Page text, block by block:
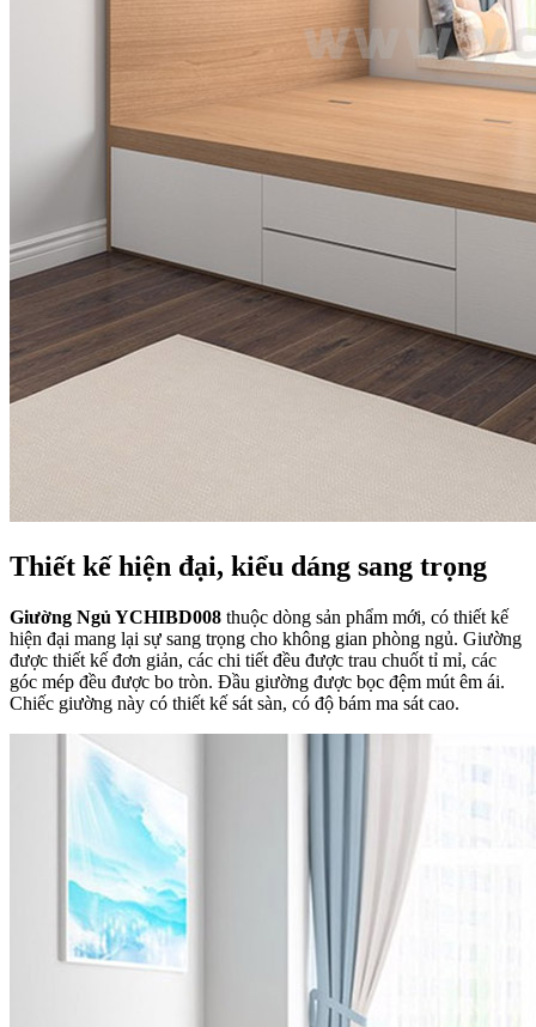
Thiết kế hiện đại, kiểu dáng sang trọng
Giường Ngủ YCHIBD008 thuộc dòng sản phẩm mới, có thiết kế
hiện đại mang lại sự sang trọng cho không gian phòng ngủ. Giường
được thiết kế đơn giản, các chi tiết đều được trau chuốt tỉ mỉ, các
góc mép đều được bo tròn. Đầu giường được bọc đệm mút êm ái.
Chiếc giường này có thiết kế sát sàn, có độ bám ma sát cao.